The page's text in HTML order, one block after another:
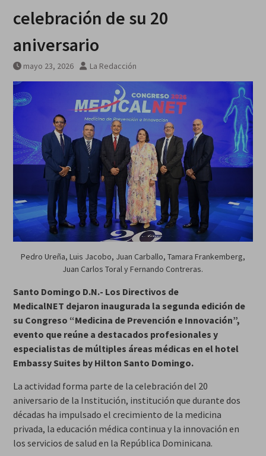
celebración de su 20
aniversario
mayo 23, 2026 La Redacción
Pedro Ureña, Luis Jacobo, Juan Carballo, Tamara Frankemberg,
Juan Carlos Toral y Fernando Contreras.
Santo Domingo D.N.- Los Directivos de
MedicalNET dejaron inaugurada la segunda edición de
su Congreso “Medicina de Prevención e Innovación”,
evento que reúne a destacados profesionales y
especialistas de múltiples áreas médicas en el hotel
Embassy Suites by Hilton Santo Domingo.
La actividad forma parte de la celebración del 20
aniversario de la Institución, institución que durante dos
décadas ha impulsado el crecimiento de la medicina
privada, la educación médica continua y la innovación en
los servicios de salud en la República Dominicana.